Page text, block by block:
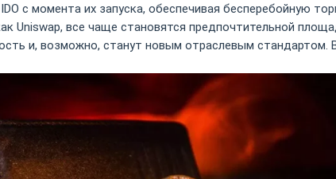
с момента их запуска, обеспечивая бесперебойную
Uniswap, все чаще становятся предпочтительной
и, возможно, станут новым отраслевым стандартом.